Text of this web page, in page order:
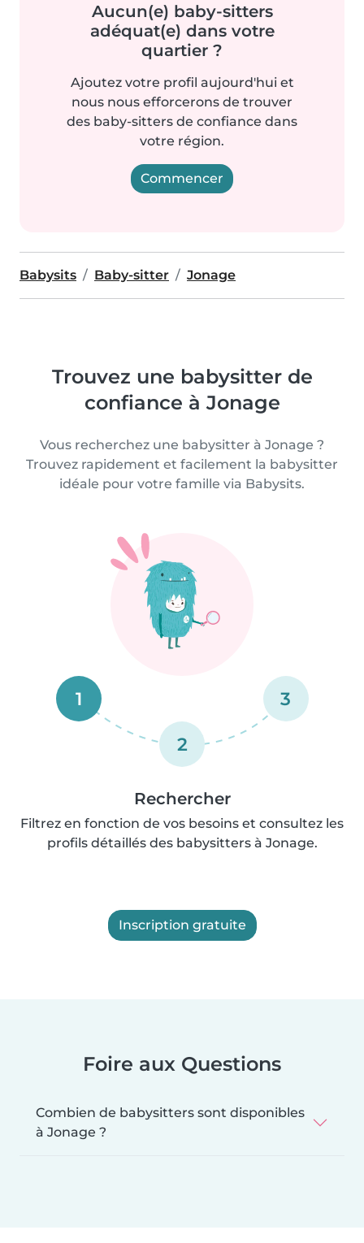
Aucun(e) baby-sitters
adéquat(e) dans votre
quartier ?
Ajoutez votre profil aujourd'hui et
nous nous efforcerons de trouver
des baby-sitters de confiance dans
votre région.
Commencer
Babysits Baby-sitter Jonage
Trouvez une babysitter de
confiance à Jonage
Vous recherchez une babysitter à Jonage ?
Trouvez rapidement et facilement la babysitter
idéale pour votre famille via Babysits.
1
2
3
Rechercher
Filtrez en fonction de vos besoins et consultez les
profils détaillés des babysitters à Jonage.
Inscription gratuite
Foire aux Questions
Combien de babysitters sont disponibles
à Jonage ?